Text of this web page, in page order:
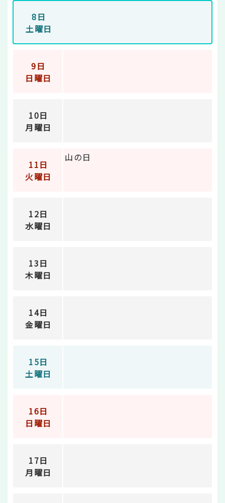
8日
土曜日
9日
日曜日
10日
月曜日
11日
火曜日
山の日
12日
水曜日
13日
木曜日
14日
金曜日
15日
土曜日
16日
日曜日
17日
月曜日